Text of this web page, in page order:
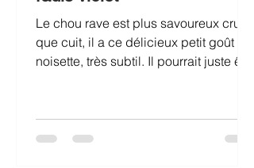
Le chou rave est plus savoureux cru
que cuit, il a ce délicieux petit goût de
noisette, très subtil. Il pourrait juste être
finement, si possible à la mandoline (si
vous ne craignez pas pour vos doigts),